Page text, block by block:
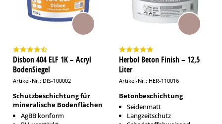
Disbon 404 ELF 1K – Acryl
BodenSiegel
Artikel-Nr.: DIS-100002
Schutzbeschichtung für
mineralische Bodenflächen
AgBB konform
Herbol Beton Finish – 12,5
Liter
Artikel-Nr.: HER-110016
Betonbeschichtung
Seidenmatt
Langzeitschutz